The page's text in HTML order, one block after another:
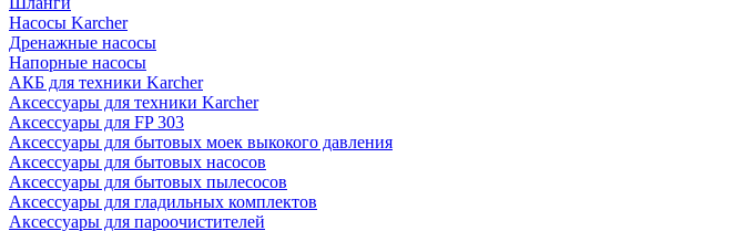
Насосы Karcher
Дренажные насосы
Напорные насосы
АКБ для техники Karcher
Аксессуары для техники Karcher
Аксессуары для FP 303
Аксессуары для бытовых моек выкокого давления
Аксессуары для бытовых насосов
Аксессуары для бытовых пылесосов
Аксессуары для гладильных комплектов
Аксессуары для пароочистителей